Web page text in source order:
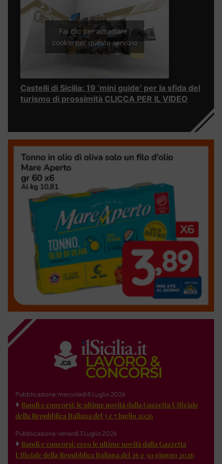
Fai clic per accettare i
cookie per questo servizio
Castelli di Sicilia: 19 ‘mini guide’ per la sfida del
turismo di prossimità CLICCA PER IL VIDEO
Pubblicazione: mercoledì 8 Luglio 2026
Bandi e concorsi: le ultime novità dalla Gazzetta Ufficiale
della Repubblica Italiana del 3 e 7 luglio 2026
Pubblicazione: venerdì 3 Luglio 2026
Bandi e concorsi: ecco le ultime novità dalla Gazzetta
Ufficiale della Repubblica Italiana del 26 e 30 giugno 2026